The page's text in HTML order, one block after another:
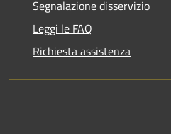
Segnalazione disservizio
Leggi le FAQ
Richiesta assistenza